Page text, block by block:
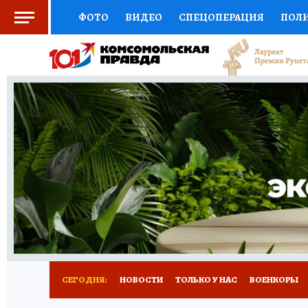
ФОТО ВИДЕО СПЕЦОПЕРАЦИЯ
СОЦПОДДЕРЖКА НАУКА СПОРТ
ВЫБОР ЭКСПЕРТОВ ДОКТОР
КНИЖНАЯ ПОЛКА ПРОГНОЗЫ НА СПОРТ
ПРЕСС-ЦЕНТР НЕДВИЖИМОСТЬ
РАДИО КП РЕКЛАМА ТЕСТЫ НОВОЕ
СЕГОДНЯ: НОВОСТИ ТОЛЬКО У НАС ВОЕНКОРЫ